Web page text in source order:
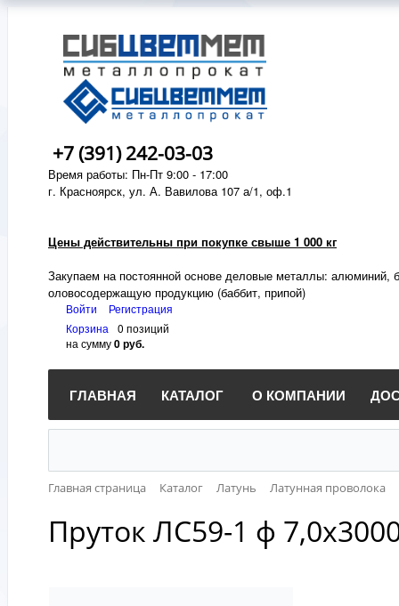
+7 (391) 242-03-03
Время работы: Пн-Пт 9:00 - 17:00
г. Красноярск, ул. А. Вавилова 107 а/1, оф.1
Цены действительны при покупке свыше 1 000 кг
Закупаем на постоянной основе деловые металлы: алюминий,
оловосодержащую продукцию (баббит, припой)
Войти
Регистрация
Корзина
0 позиций
на сумму0 руб.
ГЛАВНАЯ КАТАЛОГ О КОМПАНИИ
Главная страница Каталог Латунь Латунная проволока
Пруток ЛС59-1 ф